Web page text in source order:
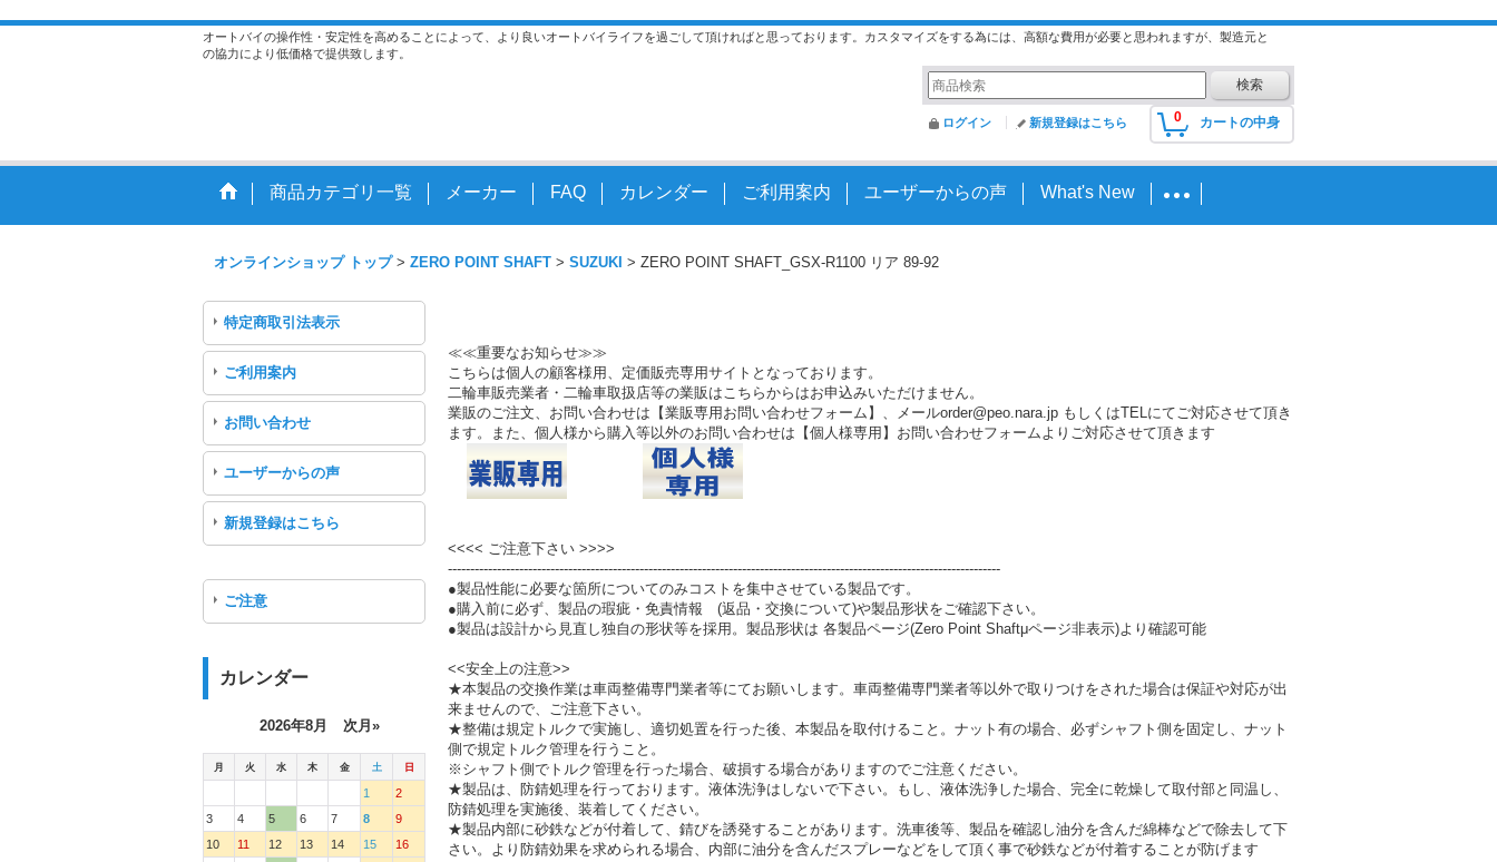
オートバイの操作性・安定性を高めることによって、より良いオートバイライフを過ごして頂ければと思っております。カスタマイズをする為には、高額な費用が必要と思われますが、製造元と
の協力により低価格で提供致します。
0 カートの中身
ログイン 新規登録はこちら
商品カテゴリ一覧 メーカー FAQ カレンダー ご利用案内 ユーザーからの声 What's New
オンラインショップ トップ > ZERO POINT SHAFT > SUZUKI > ZERO POINT SHAFT_GSX-R1100 リア 89-92
特定商取引法表示
ご利用案内
お問い合わせ
ユーザーからの声
新規登録はこちら
ご注意
カレンダー
2026年8月 次月»
月 火 水 木 金 土 日
1
2
3
4 5 6 7 8
9
10
11 12 13 14 15
16
≪≪重要なお知らせ≫≫
こちらは個人の顧客様用、定価販売専用サイトとなっております。
二輪車販売業者・二輪車取扱店等の業販はこちらからはお申込みいただけません。
業販のご注文、お問い合わせは【業販専用お問い合わせフォーム】、メールorder@peo.nara.jp もしくはTELにてご対応させて頂き
ます。また、個人様から購入等以外のお問い合わせは【個人様専用】お問い合わせフォームよりご対応させて頂きます
<<<< ご注意下さい >>>>
----------------------------------------------------------------------------------------------------------------------------
●製品性能に必要な箇所についてのみコストを集中させている製品です。
●購入前に必ず、製品の瑕疵・免責情報 (返品・交換について)や製品形状をご確認下さい。
●製品は設計から見直し独自の形状等を採用。製品形状は 各製品ページ(Zero Point Shaftμページ非表示)より確認可能
<<安全上の注意>>
★本製品の交換作業は車両整備専門業者等にてお願いします。車両整備専門業者等以外で取りつけをされた場合は保証や対応が出
来ませんので、ご注意下さい。
★整備は規定トルクで実施し、適切処置を行った後、本製品を取付けること。ナット有の場合、必ずシャフト側を固定し、ナット
側で規定トルク管理を行うこと。
※シャフト側でトルク管理を行った場合、破損する場合がありますのでご注意ください。
★製品は、防錆処理を行っております。液体洗浄はしないで下さい。もし、液体洗浄した場合、完全に乾燥して取付部と同温し、
防錆処理を実施後、装着してください。
★製品内部に砂鉄などが付着して、錆びを誘発することがあります。洗車後等、製品を確認し油分を含んだ綿棒などで除去して下
さい。より防錆効果を求められる場合、内部に油分を含んだスプレーなどをして頂く事で砂鉄などが付着することが防げます